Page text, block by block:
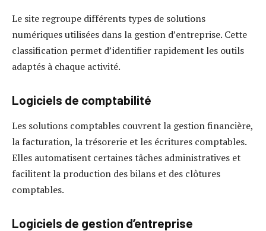
Le site regroupe différents types de solutions
numériques utilisées dans la gestion d’entreprise. Cette
classification permet d’identifier rapidement les outils
adaptés à chaque activité.
Logiciels de comptabilité
Les solutions comptables couvrent la gestion financière,
la facturation, la trésorerie et les écritures comptables.
Elles automatisent certaines tâches administratives et
facilitent la production des bilans et des clôtures
comptables.
Logiciels de gestion d’entreprise